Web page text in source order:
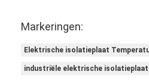
Markeringen:
Elektrische isolatieplaat
industriële elektrische isolatieplaat